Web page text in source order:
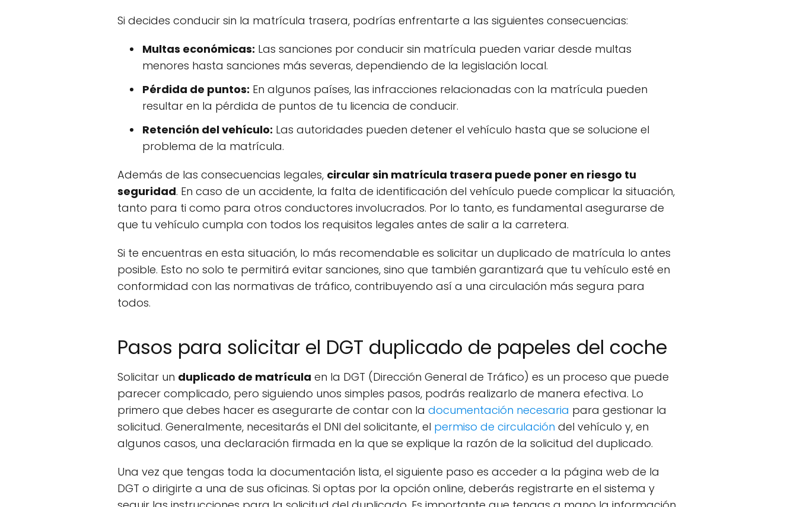
Si decides conducir sin la matrícula trasera, podrías enfrentarte a las siguientes consecuencias:
Multas económicas: Las sanciones por conducir sin matrícula pueden variar desde multas
menores hasta sanciones más severas, dependiendo de la legislación local.
Pérdida de puntos: En algunos países, las infracciones relacionadas con la matrícula pueden
resultar en la pérdida de puntos de tu licencia de conducir.
Retención del vehículo: Las autoridades pueden detener el vehículo hasta que se solucione el
problema de la matrícula.
Además de las consecuencias legales, circular sin matrícula trasera puede poner en riesgo tu
seguridad. En caso de un accidente, la falta de identificación del vehículo puede complicar la situación,
tanto para ti como para otros conductores involucrados. Por lo tanto, es fundamental asegurarse de
que tu vehículo cumpla con todos los requisitos legales antes de salir a la carretera.
Si te encuentras en esta situación, lo más recomendable es solicitar un duplicado de matrícula lo antes
posible. Esto no solo te permitirá evitar sanciones, sino que también garantizará que tu vehículo esté en
conformidad con las normativas de tráfico, contribuyendo así a una circulación más segura para
todos.
Pasos para solicitar el DGT duplicado de papeles del coche
Solicitar un duplicado de matrícula en la DGT (Dirección General de Tráfico) es un proceso que puede
parecer complicado, pero siguiendo unos simples pasos, podrás realizarlo de manera efectiva. Lo
primero que debes hacer es asegurarte de contar con la documentación necesaria para gestionar la
solicitud. Generalmente, necesitarás el DNI del solicitante, el permiso de circulación del vehículo y, en
algunos casos, una declaración firmada en la que se explique la razón de la solicitud del duplicado.
Una vez que tengas toda la documentación lista, el siguiente paso es acceder a la página web de la
DGT o dirigirte a una de sus oficinas. Si optas por la opción online, deberás registrarte en el sistema y